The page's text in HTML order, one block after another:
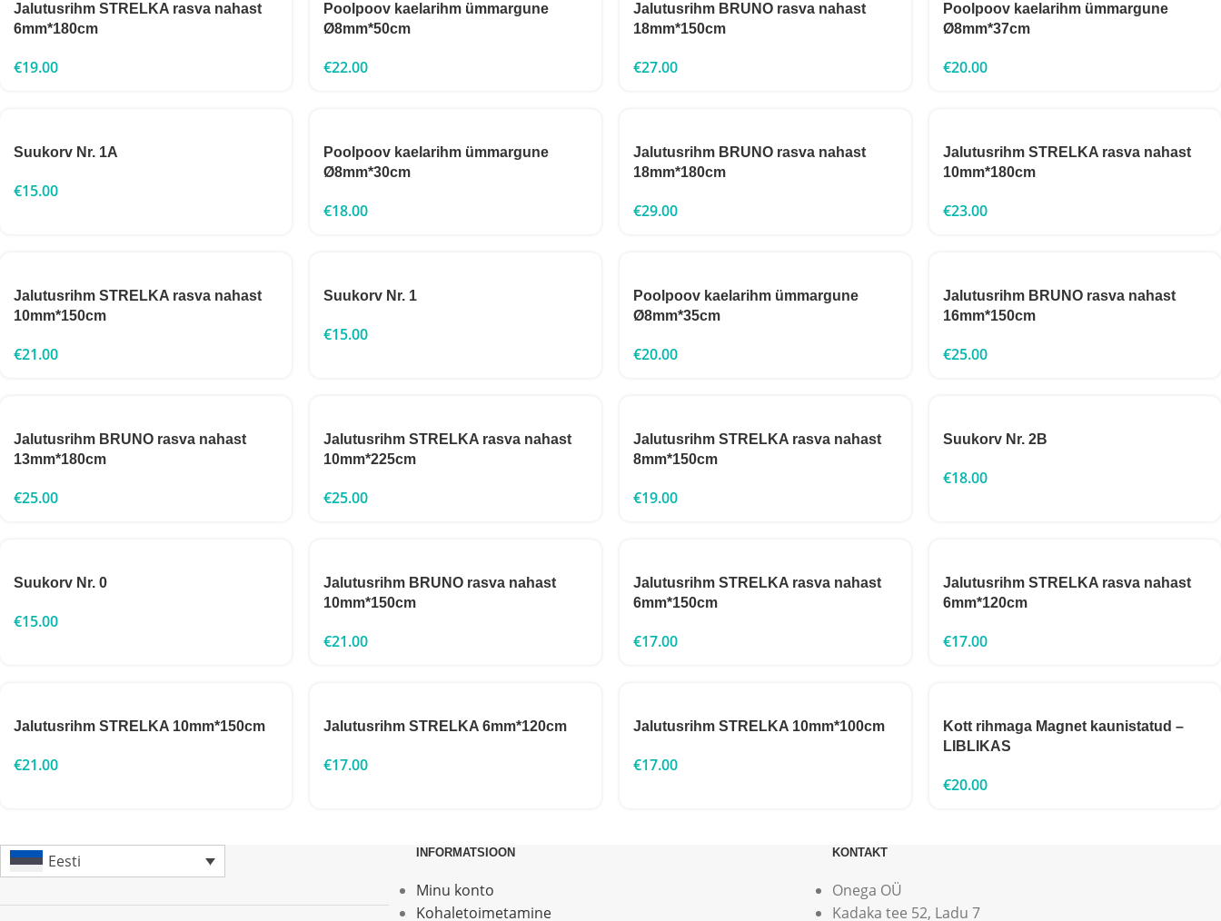
Jalutusrihm STRELKA rasva nahast
6mm*180cm
€19.00
Poolpoov kaelarihm ümmargune
Ø8mm*50cm
€22.00
Jalutusrihm BRUNO rasva nahast
18mm*150cm
€27.00
Poolpoov kaelarihm ümmargune
Ø8mm*37cm
€20.00
Suukorv Nr. 1A
€15.00
Poolpoov kaelarihm ümmargune
Ø8mm*30cm
€18.00
Jalutusrihm BRUNO rasva nahast
18mm*180cm
€29.00
Jalutusrihm STRELKA rasva nahast
10mm*180cm
€23.00
Jalutusrihm STRELKA rasva nahast
10mm*150cm
€21.00
Suukorv Nr. 1
€15.00
Poolpoov kaelarihm ümmargune
Ø8mm*35cm
€20.00
Jalutusrihm BRUNO rasva nahast
16mm*150cm
€25.00
Jalutusrihm BRUNO rasva nahast
13mm*180cm
€25.00
Jalutusrihm STRELKA rasva nahast
10mm*225cm
€25.00
Jalutusrihm STRELKA rasva nahast
8mm*150cm
€19.00
Suukorv Nr. 2B
€18.00
Suukorv Nr. 0
€15.00
Jalutusrihm BRUNO rasva nahast
10mm*150cm
€21.00
Jalutusrihm STRELKA rasva nahast
6mm*150cm
€17.00
Jalutusrihm STRELKA rasva nahast
6mm*120cm
€17.00
Jalutusrihm STRELKA 10mm*150cm
€21.00
Jalutusrihm STRELKA 6mm*120cm
€17.00
Jalutusrihm STRELKA 10mm*100cm
€17.00
Kott rihmaga Magnet kaunistatud –
LIBLIKAS
€20.00
Eesti INFORMATSIOON
Minu konto
Kohaletoimetamine
KONTAKT
Onega OÜ
Kadaka tee 52, Ladu 7